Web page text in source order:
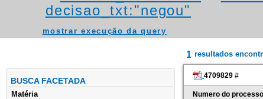
decisao_txt:"negou"
mostrar execução da query
BUSCA FACETADA
Matéria
1 resultados
4709829 #
Numero do